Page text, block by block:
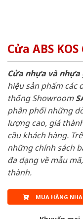
Cửa ABS
Cửa nhựa và nhựa
hiệu sản phẩm các
thống Showroom
phân phối những
lượng cao, giá
cầu khách hàng.
những chính sách
đa dạng về mẫu
thành.
MUA HÀNG